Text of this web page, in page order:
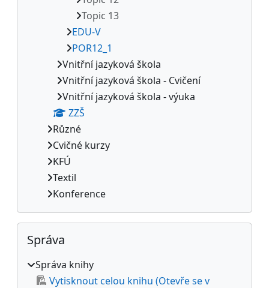
Topic 13
EDU-V
POR12_1
Vnitřní jazyková škola
Vnitřní jazyková škola - Cvičení
Vnitřní jazyková škola - výuka
ZZŠ
Různé
Cvičné kurzy
KFÚ
Textil
Konference
Přeskočit: Správa
Správa
Správa knihy
Vytisknout celou knihu (Otevře se v